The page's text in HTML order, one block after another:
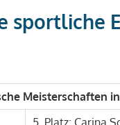
sportliche
Meisterschaften